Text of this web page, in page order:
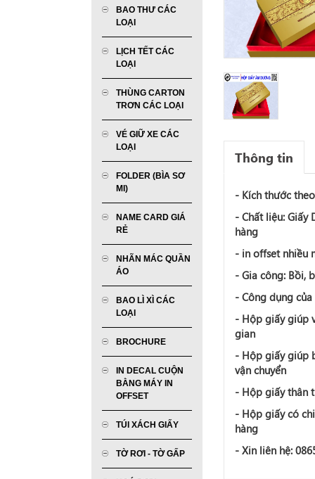
BAO THƯ CÁC
LOẠI
LỊCH TẾT CÁC
LOẠI
THÙNG CARTON
TRƠN CÁC LOẠI
VÉ GIỮ XE CÁC
LOẠI
FOLDER (BÌA SƠ
MI)
NAME CARD GIÁ
RẺ
NHÃN MÁC QUẦN
ÁO
BAO LÌ XÌ CÁC
LOẠI
BROCHURE
IN DECAL CUỘN
BẰNG MÁY IN
OFFSET
TÚI XÁCH GIẤY
TỜ RƠI - TỜ GẤP
Thông tin
- Kích thước
- Chất liệu: Giấy
hàng
- in offset nhiều
- Gia công: Bồi,
- Công dụng
- Hộp giấy giúp
gian
- Hộp giấygiúp
vận chuyển
- Hộp giấythân
- Hộp giấycó chi
hàng
- Xin liên hệ: